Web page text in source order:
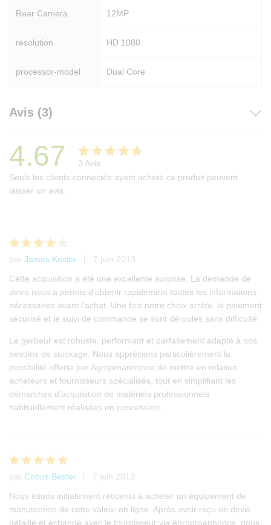
Rear Camera 12MP
resolution HD 1080
processor-model Dual Core
Avis (3)
4.67 Noté
4.67
sur 5
3 Avis
Seuls les clients connectés ayant acheté ce produit peuvent
laisser un avis.
Note4
sur 5
par James Koster
7 juin 2013
Cette acquisition a été une excellente surprise. La demande de
devis nous a permis d’obtenir rapidement toutes les informations
nécessaires avant l’achat. Une fois notre choix arrêté, le paiement
sécurisé et le suivi de commande se sont déroulés sans difficulté.
Le gerbeur est robuste, performant et parfaitement adapté à nos
besoins de stockage. Nous apprécions particulièrement la
possibilité offerte par Agroproannonce de mettre en relation
acheteurs et fournisseurs spécialisés, tout en simplifiant les
démarches d’acquisition de matériels professionnels
habituellement réalisées en concession.
Note5
sur 5
par Cobus Bester
7 juin 2013
Nous étions initialement réticents à acheter un équipement de
manutention de cette valeur en ligne. Après avoir reçu un devis
détaillé et échangé avec le fournisseur via Agroproannonce, nous